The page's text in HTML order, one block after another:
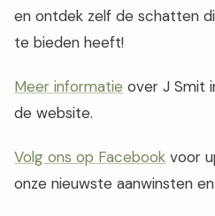
en ontdek zelf de schatten
te bieden heeft!
Meer informatie over J Smit
de website.
Volg ons op Facebook voor
onze nieuwste aanwinsten